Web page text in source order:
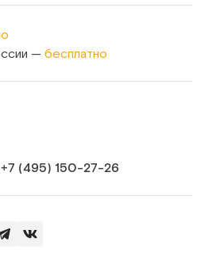
— бесплатно
+7 (495) 150‑27‑26